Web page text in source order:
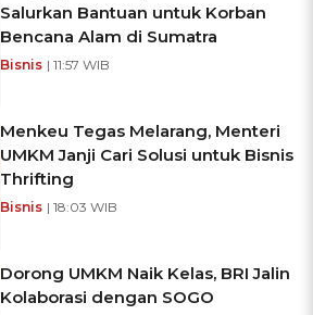
Salurkan Bantuan untuk Korban
Bencana Alam di Sumatra
Bisnis | 11:57 WIB
Menkeu Tegas Melarang, Menteri
UMKM Janji Cari Solusi untuk Bisnis
Thrifting
Bisnis | 18:03 WIB
Dorong UMKM Naik Kelas, BRI Jalin
Kolaborasi dengan SOGO